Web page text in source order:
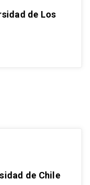
de Los
de Chile